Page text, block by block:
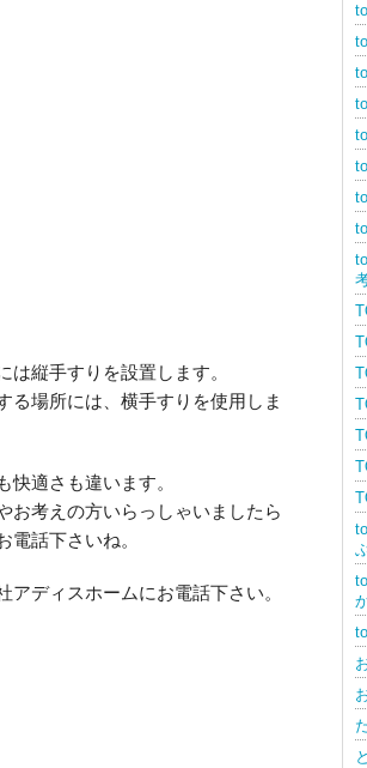
縦手すりを設置します。
る場所には、横手すりを使用しま
適さも違います。
お考えの方いらっしゃいましたら
電話下さいね。
ディスホームにお電話下さい。